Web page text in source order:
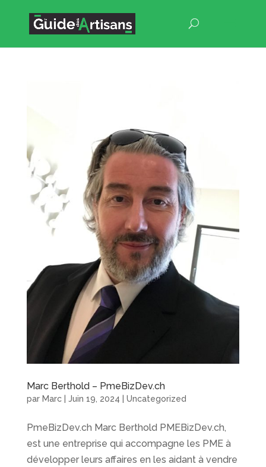
Marc Berthold – PmeBizDev.ch
par Marc| Juin 19, 2024 Uncategorized
PmeBizDev.ch Marc Berthold PMEBizDev.ch,
est une entreprise qui accompagne les PME à
développer leurs affaires en les aidant à vendre